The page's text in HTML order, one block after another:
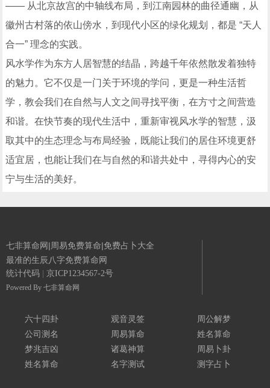
—— 从北京故宫的中轴线布局，到江南园林的曲径通幽，从
徽州古村落的依山傍水，到现代小区的绿化规划，都是 “天人
合一” 理念的实践。
风水学作为东方人居智慧的结晶，跨越千年依然散发着独特
的魅力。它不仅是一门关于环境的学问，更是一种生活哲
学，教会我们在自然与人文之间寻找平衡，在方寸之间营造
和谐。在快节奏的现代生活中，重新审视风水学的智慧，汲
取其中的生态理念与布局经验，既能让我们的居住环境更舒
适宜居，也能让我们在与自然的和谐共处中，寻得内心的安
宁与生活的美好。
七非算命网|周易免费算命|免费占卜大全
最准的生辰八字免费算命网
统计代码 京ICP1234567-2号
Powered By 七非算命网
六十四卦
公司测名
梦兆吉凶
姓名算命
观音灵签
周易算命
诸葛神算
名字测试
周公解梦
姓名算命
周易卜卦
测字占卜